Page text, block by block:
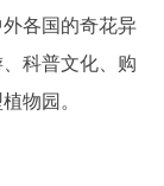
回应关切
各国的奇花异
科普文化、购
物园。